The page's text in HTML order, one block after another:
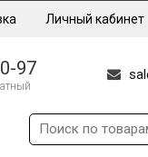
Личный кабинет
97